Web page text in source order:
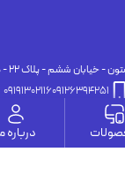
ششم - پلاك ٢٢ - طبقه ٢ - واحد ٥
09126394251
09191302116
درباره